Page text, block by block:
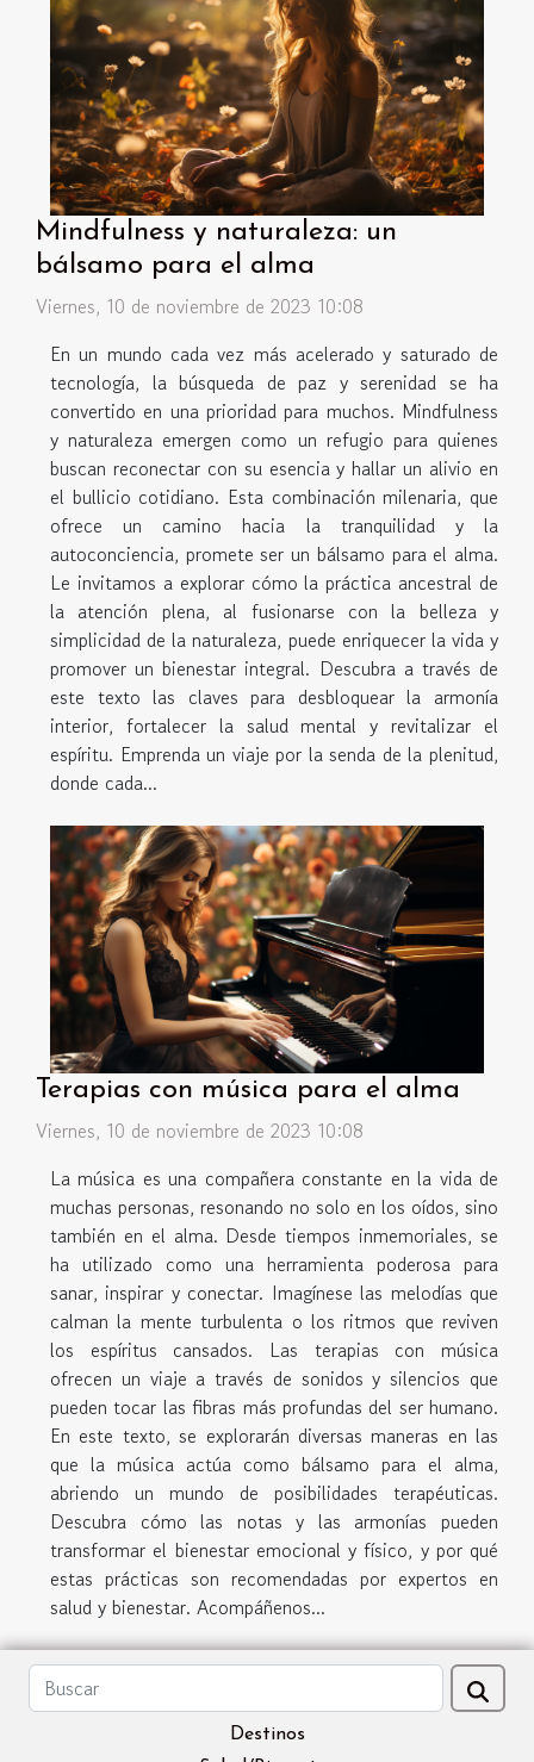
Mindfulness y naturaleza: un
bálsamo para el alma
Viernes, 10 de noviembre de 2023 10:08
En un mundo cada vez más acelerado y saturado de
tecnología, la búsqueda de paz y serenidad se ha
convertido en una prioridad para muchos. Mindfulness
y naturaleza emergen como un refugio para quienes
buscan reconectar con su esencia y hallar un alivio en
el bullicio cotidiano. Esta combinación milenaria, que
ofrece un camino hacia la tranquilidad y la
autoconciencia, promete ser un bálsamo para el alma.
Le invitamos a explorar cómo la práctica ancestral de
la atención plena, al fusionarse con la belleza y
simplicidad de la naturaleza, puede enriquecer la vida y
promover un bienestar integral. Descubra a través de
este texto las claves para desbloquear la armonía
interior, fortalecer la salud mental y revitalizar el
espíritu. Emprenda un viaje por la senda de la plenitud,
donde cada...
Terapias con música para el alma
Viernes, 10 de noviembre de 2023 10:08
La música es una compañera constante en la vida de
muchas personas, resonando no solo en los oídos, sino
también en el alma. Desde tiempos inmemoriales, se
ha utilizado como una herramienta poderosa para
sanar, inspirar y conectar. Imagínese las melodías que
calman la mente turbulenta o los ritmos que reviven
los espíritus cansados. Las terapias con música
ofrecen un viaje a través de sonidos y silencios que
pueden tocar las fibras más profundas del ser humano.
En este texto, se explorarán diversas maneras en las
que la música actúa como bálsamo para el alma,
abriendo un mundo de posibilidades terapéuticas.
Descubra cómo las notas y las armonías pueden
transformar el bienestar emocional y físico, y por qué
estas prácticas son recomendadas por expertos en
salud y bienestar. Acompáñenos...
Destinos